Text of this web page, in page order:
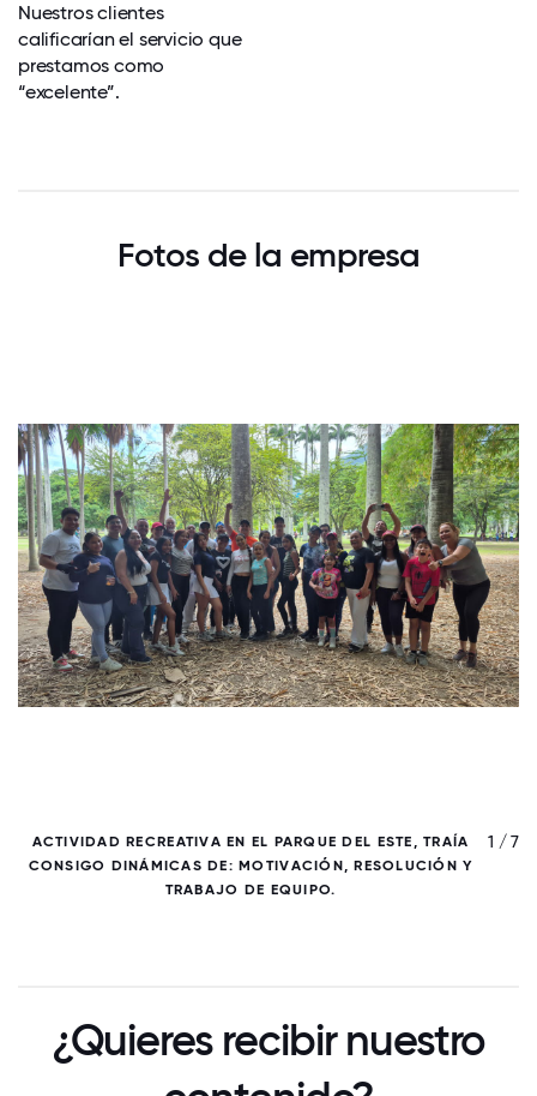
Nuestros clientes
calificarían el servicio que
prestamos como
“excelente”.
Fotos de la empresa
ACTIVIDAD RECREATIVA EN EL PARQUE DEL ESTE, TRAÍA
CONSIGO DINÁMICAS DE: MOTIVACIÓN, RESOLUCIÓN Y
TRABAJO DE EQUIPO.
1 / 7
¿Quieres recibir nuestro